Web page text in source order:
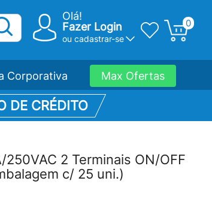
Olá!
Fazer Login
ou cadastrar-se
0
Corporativa Max Ofertas
DE CRÉDITO
2 Terminais ON/OFF
c/ 25 uni.)